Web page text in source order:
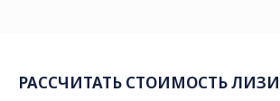
РАССЧИТАТЬ СТОИМОСТЬ